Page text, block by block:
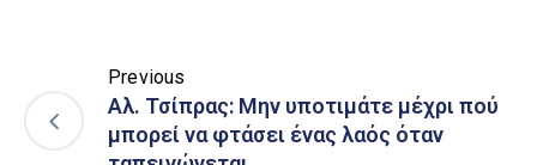
Previous
Αλ. Τσίπρας: Μην υποτιμάτε μέχρι πού
μπορεί να φτάσει ένας λαός όταν